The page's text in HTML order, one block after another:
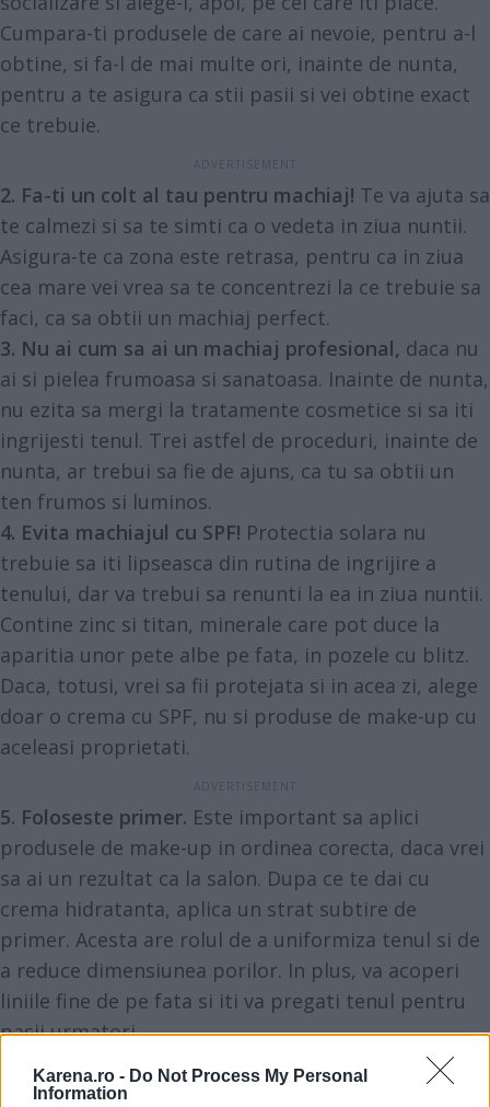
Karena.ro - Do Not Process My Personal
Information
Cumpara-ti produsele de care ai nevoie, pentru a-l
obtine, si fa-l de mai multe ori, inainte de nunta,
pentru a te asigura ca stii pasii si vei obtine exact
ce trebuie.
2. Fa-ti un colt al tau pentru machiaj! Te va ajuta sa
te calmezi si sa te simti ca o vedeta in ziua nuntii.
Asigura-te ca zona este retrasa, pentru ca in ziua
cea mare vei vrea sa te concentrezi la ce trebuie sa
faci, ca sa obtii un machiaj perfect.
3. Nu ai cum sa ai un machiaj profesional, daca nu
ai si pielea frumoasa si sanatoasa. Inainte de nunta,
nu ezita sa mergi la tratamente cosmetice si sa iti
ingrijesti tenul. Trei astfel de proceduri, inainte de
nunta, ar trebui sa fie de ajuns, ca tu sa obtii un
ten frumos si luminos.
4. Evita machiajul cu SPF! Protectia solara nu
trebuie sa iti lipseasca din rutina de ingrijire a
tenului, dar va trebui sa renunti la ea in ziua nuntii.
Contine zinc si titan, minerale care pot duce la
aparitia unor pete albe pe fata, in pozele cu blitz.
Daca, totusi, vrei sa fii protejata si in acea zi, alege
doar o crema cu SPF, nu si produse de make-up cu
aceleasi proprietati.
5. Foloseste primer. Este important sa aplici
produsele de make-up in ordinea corecta, daca vrei
sa ai un rezultat ca la salon. Dupa ce te dai cu
crema hidratanta, aplica un strat subtire de
primer. Acesta are rolul de a uniformiza tenul si de
a reduce dimensiunea porilor. In plus, va acoperi
liniile fine de pe fata si iti va pregati tenul pentru
pasii urmatori.
Nu uita sa ai pregatit un primer separat si pentru
ochi.